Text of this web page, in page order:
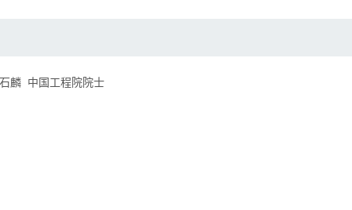
麟 中国工程院院士